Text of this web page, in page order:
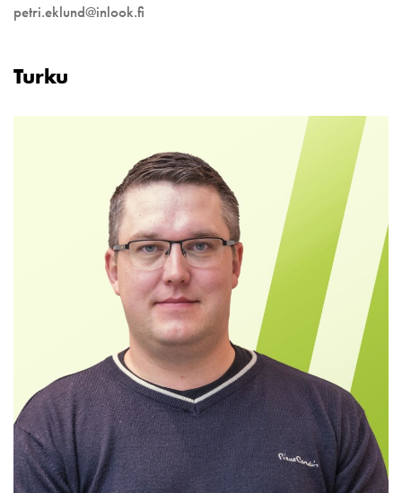
petri.eklund@inlook.fi
Turku